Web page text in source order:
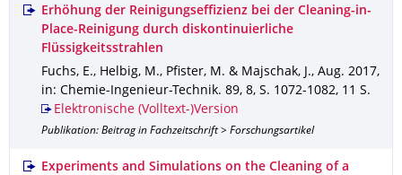
Erhöhung der Reinigungseffizienz bei der Cleaning-in-
Place-Reinigung durch diskontinuierliche
Flüssigkeitsstrahlen
Fuchs, E., Helbig, M., Pfister, M. & Majschak, J., Aug. 2017,
in: Chemie-Ingenieur-Technik. 89, 8, S. 1072-1082, 11 S.
Elektronische (Volltext-)Version
Publikation: Beitrag in Fachzeitschrift > Forschungsartikel
Experiments and Simulations on the Cleaning of a